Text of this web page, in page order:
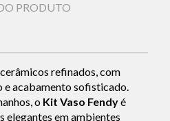
PRODUTO
refinados, com
e acabamento sofisticado.
o Kit Vaso Fendyé
elegantes em ambientes